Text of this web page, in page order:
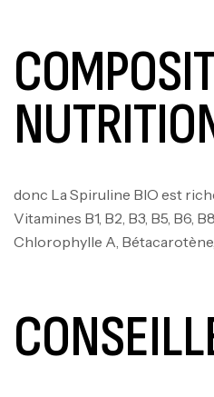
donc La Spiruline BIO est
Vitamines B1, B2, B3, B5, B6,
Chlorophylle A, Bétacarotène,